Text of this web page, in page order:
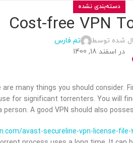
دسته‌بندی نشده
Cost-free VPN
شده توسط
تم فارس
در اسفند 18, 1400
many things you should consider.
for significant torrenters. You will
A good VPN should also
avast-secureline-vpn-license-file-